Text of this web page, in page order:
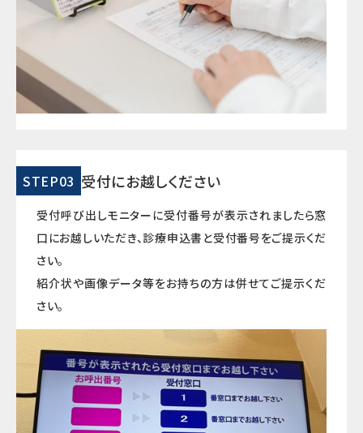
STEP03 受付にお越しください
受付呼び出しモニターに受付番号が表示されましたら窓
口にお越しいただき、診療申込書と受付番号をご提示くだ
さい。
紹介状や画像データ等をお持ちの方は併せてご提示くだ
さい。